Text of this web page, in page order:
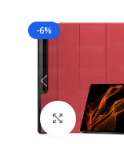
-6%
Click to